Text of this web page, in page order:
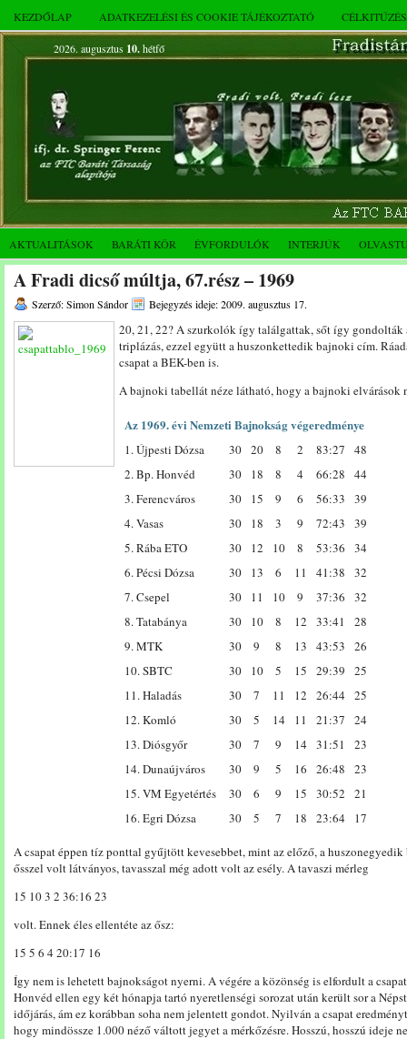
KEZDŐLAP ADATKEZELÉSI ÉS COOKIE TÁJÉKOZTATÓ
2026. augusztus 10.hétfő
AKTUALITÁSOK BARÁTI KÖR ÉVFORDULÓK INTERJÚK
A Fradi dicső múltja, 67.rész – 1969
Szerző: Simon Sándor Bejegyzés ideje: 2009. augusztus 17.
20, 21, 22? A szurkolók így találgattak, sőt így gondolták
triplázás, ezzel együtt a huszonkettedik bajnoki cím.
csapat a BEK-ben is.
A bajnoki tabellát néze látható, hogy a bajnoki elvárások
Az 1969. évi Nemzeti Bajnokság végeredménye
1. Újpesti Dózsa 30 20 8 2 83:27
48
2. Bp. Honvéd
30 18 8 4 66:28
44
3. Ferencváros
30 15 9 6 56:33
39
4. Vasas
30 18 3 9 72:43
39
5. Rába ETO
30 12 10 8 53:36
34
6. Pécsi Dózsa
30 13 6 11 41:38
32
7. Csepel
30 11 10 9 37:36
32
8. Tatabánya
30 10 8 12 33:41
28
9. MTK
30 9 8 13 43:53
26
10. SBTC
30 10 5 15 29:39
25
11. Haladás
30 7 11 12 26:44
25
12. Komló
30 5 14 11 21:37
24
13. Diósgyőr
30 7 9 14 31:51
23
14. Dunaújváros
30 9 5 16 26:48
23
15. VM Egyetértés
30 6 9 15 30:52
21
16. Egri Dózsa
30 5 7 18 23:64 17
A csapat éppen tíz ponttal gyűjtött kevesebbet, mint az előző, a
ősszel volt látványos, tavasszal még adott volt az esély. A tavaszi mérleg
15 10 3 2 36:16 23
volt. Ennek éles ellentéte az ősz:
15 5 6 4 20:17 16
Így nem is lehetett bajnokságot nyerni. A végére a közönség is elfordult a
Honvéd ellen egy két hónapja tartó nyeretlenségi sorozat után került sor a
időjárás, ám ez korábban soha nem jelentett gondot. Nyilván a csapat
hogy mindössze 1.000 néző váltott jegyet a mérkőzésre. Hosszú, hosszú ideje